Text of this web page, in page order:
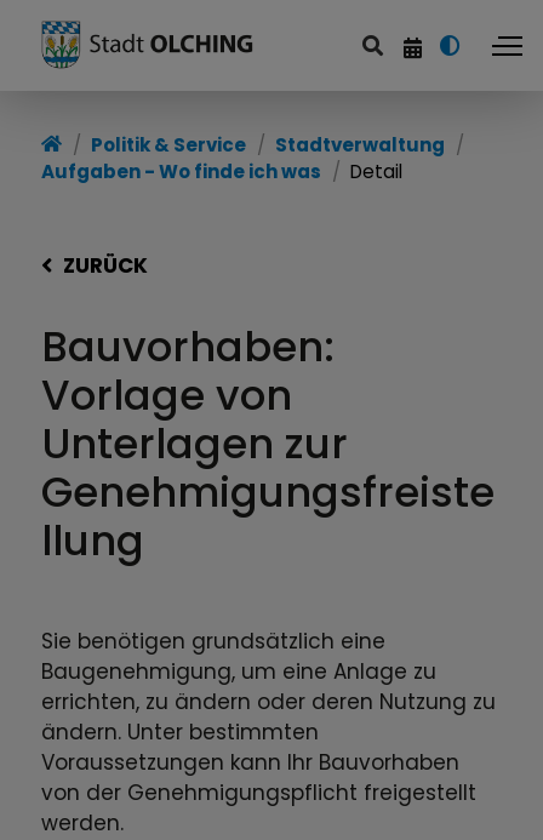
Politik & Service
Stadtverwaltung
Aufgaben - Wo finde ich was
Detail
ZURÜCK
Bauvorhaben:
Vorlage von
Unterlagen zur
Genehmigungsfreiste
llung
Sie benötigen grundsätzlich eine
Baugenehmigung, um eine Anlage zu
errichten, zu ändern oder deren Nutzung zu
ändern. Unter bestimmten
Voraussetzungen kann Ihr Bauvorhaben
von der Genehmigungspflicht freigestellt
werden.